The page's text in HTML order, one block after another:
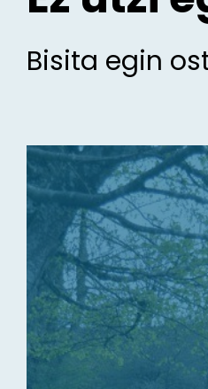
Bisita egin